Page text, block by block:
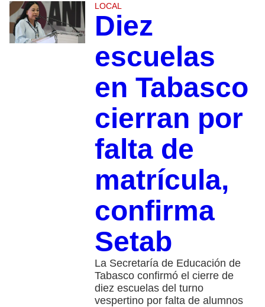
LOCAL
Diez
escuelas
en Tabasco
cierran por
falta de
matrícula,
confirma
Setab
La Secretaría de Educación de
Tabasco confirmó el cierre de
diez escuelas del turno
vespertino por falta de alumnos